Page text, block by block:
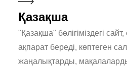
Қазақша
"Қазақша" бөлігіміздегі сайт,
ақпарат береді, көптеген
жаңалықтарды,